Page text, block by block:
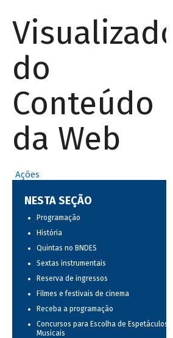
Visualizador
do
Conteúdo
da Web
Ações
NESTA SEÇÃO
Programação
História
Quintas no BNDES
Sextas instrumentais
Reserva de ingressos
Filmes e festivais de cinema
Receba a programação
Concursos para Escolha de Espetáculos
Musicais